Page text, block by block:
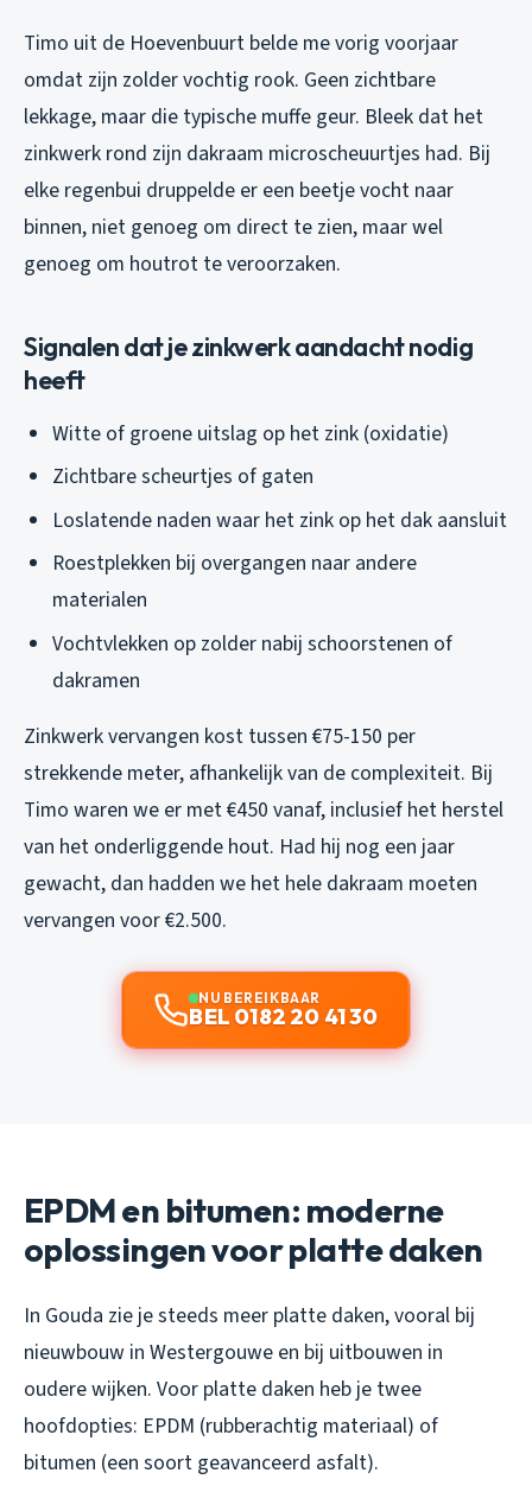
Timo uit de Hoevenbuurt belde me vorig voorjaar
omdat zijn zolder vochtig rook. Geen zichtbare
lekkage, maar die typische muffe geur. Bleek dat het
zinkwerk rond zijn dakraam microscheuurtjes had. Bij
elke regenbui druppelde er een beetje vocht naar
binnen, niet genoeg om direct te zien, maar wel
genoeg om houtrot te veroorzaken.
Signalen dat je zinkwerk aandacht nodig
heeft
Witte of groene uitslag op het zink (oxidatie)
Zichtbare scheurtjes of gaten
Loslatende naden waar het zink op het dak aansluit
Roestplekken bij overgangen naar andere
materialen
Vochtvlekken op zolder nabij schoorstenen of
dakramen
Zinkwerk vervangen kost tussen €75-150 per
strekkende meter, afhankelijk van de complexiteit. Bij
Timo waren we er met €450 vanaf, inclusief het herstel
van het onderliggende hout. Had hij nog een jaar
gewacht, dan hadden we het hele dakraam moeten
vervangen voor €2.500.
NU BEREIKBAAR
BEL 0182 20 41 30
EPDM en bitumen: moderne
oplossingen voor platte daken
In Gouda zie je steeds meer platte daken, vooral bij
nieuwbouw in Westergouwe en bij uitbouwen in
oudere wijken. Voor platte daken heb je twee
hoofdopties: EPDM (rubberachtig materiaal) of
bitumen (een soort geavanceerd asfalt).